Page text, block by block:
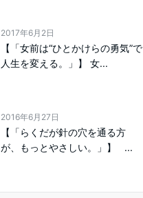
2017年6月2日
【「女前は“ひとかけらの勇気”で
人生を変える。」】 女...
2016年6月27日
【「らくだが針の穴を通る方
が、もっとやさしい。」】 ...